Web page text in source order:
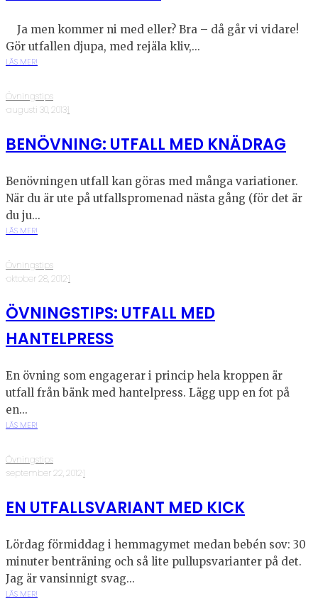
Ja men kommer ni med eller? Bra – då går vi vidare!
Gör utfallen djupa, med rejäla kliv,...
LÄS MER!
Övningstips
·augusti 30, 2013·1
BENÖVNING: UTFALL MED KNÄDRAG
Benövningen utfall kan göras med många variationer.
När du är ute på utfallspromenad nästa gång (för det är
du ju...
LÄS MER!
Övningstips
·oktober 28, 2012·1
ÖVNINGSTIPS: UTFALL MED
HANTELPRESS
En övning som engagerar i princip hela kroppen är
utfall från bänk med hantelpress. Lägg upp en fot på
en...
LÄS MER!
Övningstips
·september 22, 2012·1
EN UTFALLSVARIANT MED KICK
Lördag förmiddag i hemmagymet medan bebén sov: 30
minuter benträning och så lite pullupsvarianter på det.
Jag är vansinnigt svag...
LÄS MER!